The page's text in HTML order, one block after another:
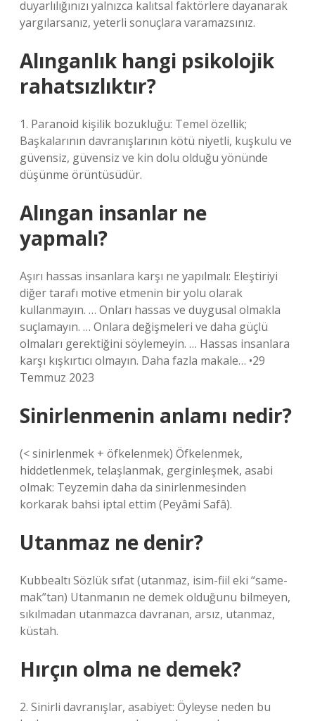
duyarlılığınızı yalnızca kalıtsal faktörlere dayanarak
yargılarsanız, yeterli sonuçlara varamazsınız.
Alınganlık hangi psikolojik
rahatsızlıktır?
1. Paranoid kişilik bozukluğu: Temel özellik;
Başkalarının davranışlarının kötü niyetli, kuşkulu ve
güvensiz, güvensiz ve kin dolu olduğu yönünde
düşünme örüntüsüdür.
Alıngan insanlar ne
yapmalı?
Aşırı hassas insanlara karşı ne yapılmalı: Eleştiriyi
diğer tarafı motive etmenin bir yolu olarak
kullanmayın. … Onları hassas ve duygusal olmakla
suçlamayın. … Onlara değişmeleri ve daha güçlü
olmaları gerektiğini söylemeyin. … Hassas insanlara
karşı kışkırtıcı olmayın. Daha fazla makale… •29
Temmuz 2023
Sinirlenmenin anlamı nedir?
(< sinirlenmek + öfkelenmek) Öfkelenmek,
hiddetlenmek, telaşlanmak, gerginleşmek, asabi
olmak: Teyzemin daha da sinirlenmesinden
korkarak bahsi iptal ettim (Peyâmi Safâ).
Utanmaz ne denir?
Kubbealtı Sözlük sıfat (utanmaz, isim-fiil eki “same-
mak”tan) Utanmanın ne demek olduğunu bilmeyen,
sıkılmadan utanmazca davranan, arsız, utanmaz,
küstah.
Hırçın olma ne demek?
2. Sinirli davranışlar, asabiyet: Öyleyse neden bu